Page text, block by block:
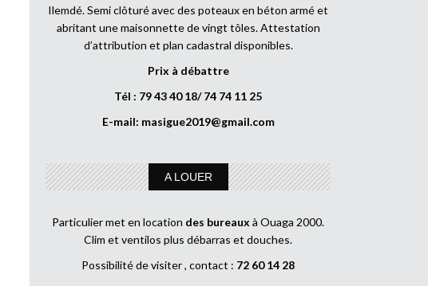
Ilemdé. Semi clôturé avec des poteaux en béton armé et
abritant une maisonnette de vingt tôles. Attestation
d’attribution et plan cadastral disponibles.
Prix à débattre
Tél : 79 43 40 18/ 74 74 11 25
E-mail: masigue2019@gmail.com
A LOUER
Particulier met en location des bureaux à Ouaga 2000.
Clim et ventilos plus débarras et douches.
Possibilité de visiter , contact : 72 60 14 28